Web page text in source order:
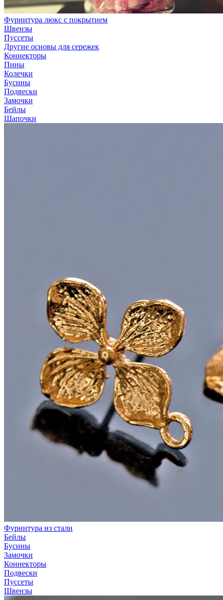
Фурнитура люкс с покрытием
Швензы
Пуссеты
Другие основы для сережек
Коннекторы
Пины
Колечки
Бусины
Подвески
Замочки
Бейлы
Шапочки
Фурнитура из стали
Бейлы
Бусины
Замочки
Коннекторы
Подвески
Пуссеты
Швензы